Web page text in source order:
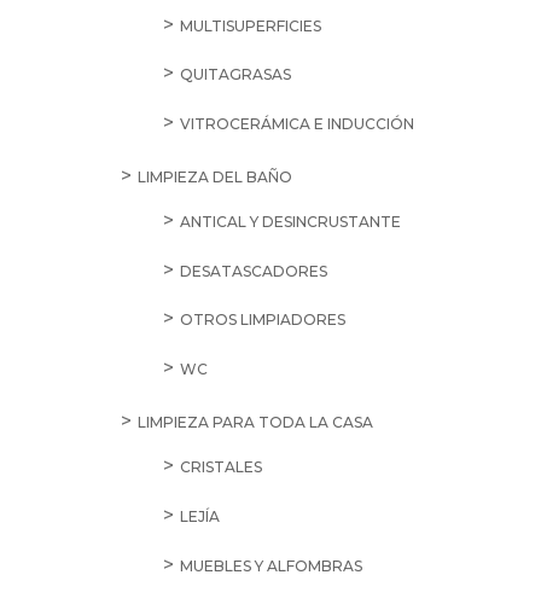
MULTISUPERFICIES
QUITAGRASAS
VITROCERÁMICA E INDUCCIÓN
LIMPIEZA DEL BAÑO
ANTICAL Y DESINCRUSTANTE
DESATASCADORES
OTROS LIMPIADORES
WC
LIMPIEZA PARA TODA LA CASA
CRISTALES
LEJÍA
MUEBLES Y ALFOMBRAS